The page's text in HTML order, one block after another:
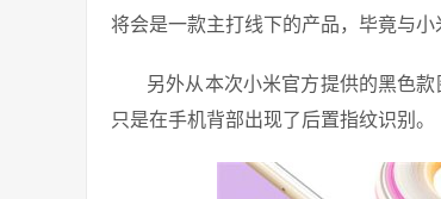
将会是一款主打线下的产品，毕竟与小
另外从本次小米官方提供的黑色
只是在手机背部出现了后置指纹识别。